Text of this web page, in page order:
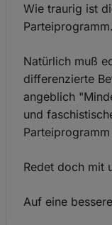
Wie traurig ist
Natürlich muß
differenzierte
angeblich
und
Redet doch mit
Auf eine